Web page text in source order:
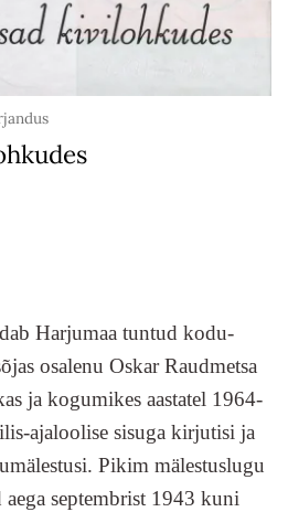
Harjumaa tuntud kodu-
osalenu Oskar Raudmetsa
ja kogumikes aastatel 1964-
ajaloolise sisuga kirjutisi ja
Pikim mälestuslugu
septembrist 1943 kuni